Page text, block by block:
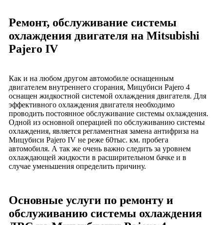
Ремонт, обслуживание системы
охлаждения двигателя на Mitsubishi
Pajero IV
Как и на любом другом автомобиле оснащенным
двигателем внутреннего сгорания, Мицубиси Pajero 4
оснащен жидкостной системой охлаждения двигателя. Для
эффективного охлаждения двигателя необходимо
проводить постоянное обслуживание системы охлаждения.
Одной из основной операцией по обслуживанию системы
охлаждения, является регламентная замена антифриза на
Мицубиси Pajero IV не реже 60тыс. км. пробега
автомобиля. А так же очень важно следить за уровнем
охлаждающей жидкости в расширительном бачке и в
случае уменьшения определить причину.
Основные услуги по ремонту и
обслуживанию системы охлаждения